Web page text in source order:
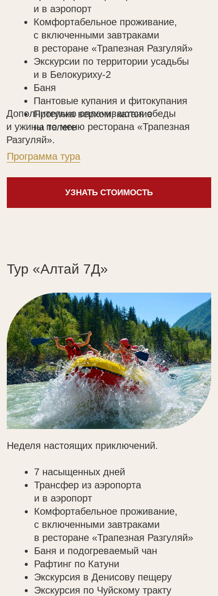
Конный тур на таёжную заимку
«Затеев лог»
От 4 до 7 дней
Трансфер из аэропорта
Комфортабельное проживание
с включенными завтраками
в ресторане «Трапезная Разгуляй»
Пантовые купания
Травяные купания
Тестирование и коррекция
методом прикладной кинезиологии
с обучением самокоррекции
Сущевского В. И. с применением
Авторские методики от ведущих
специалистов.
Дополнительно оплачиваются обеды
3 насыщенных дня
уздечка, вальтрап, защитный
жилет и шлем
Работа инструктора-проводника
Предоставление постельного
белья
Возможность пользоваться
беседкой
Для тех, кто хочет ближе познакомиться
с лошадьми.